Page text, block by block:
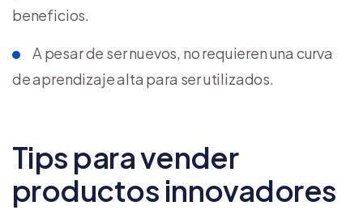
beneficios.
A pesar de ser nuevos, no requieren una curva
de aprendizaje alta para ser utilizados.
Tips para vender
productos innovadores